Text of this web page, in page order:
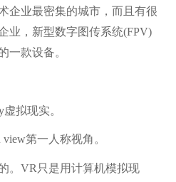
业最密集的城市，而且有很
业，新型数字图传系统(FPV)
一款设备。
拟现实。
第一人称视角。
VR只是用计算机模拟现